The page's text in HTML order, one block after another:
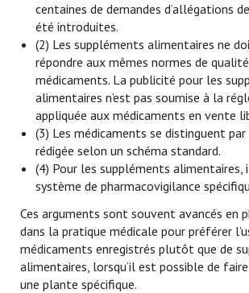
centaines de demandes d’allégations
été introduites.
(2) Les suppléments alimentaires ne
répondre aux mêmes normes de
médicaments. La publicité pour les
alimentaires n’est pas soumise à la
appliquée aux médicaments en vente
(3) Les médicaments se distinguent
rédigée selon un schéma standard.
(4) Pour les suppléments alimentaires,
système de pharmacovigilance
Ces arguments sont souvent avancés en
dans la pratique médicale pour préférer
médicaments enregistrés plutôt que de
alimentaires, lorsqu’il est possible de
une plante spécifique.